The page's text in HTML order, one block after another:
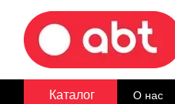
Перейти к основному контенту
Каталог О нас